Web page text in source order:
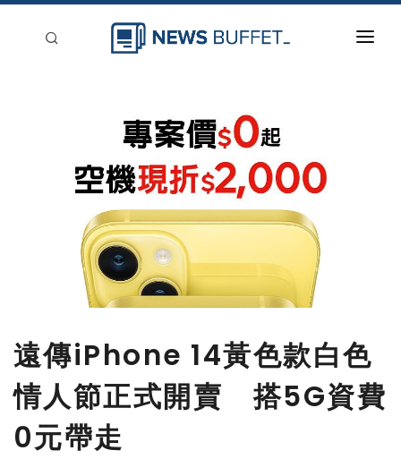
刊登
遠傳iPhone 14黃色款白色
情人節正式開賣 搭5G資費
0元帶走